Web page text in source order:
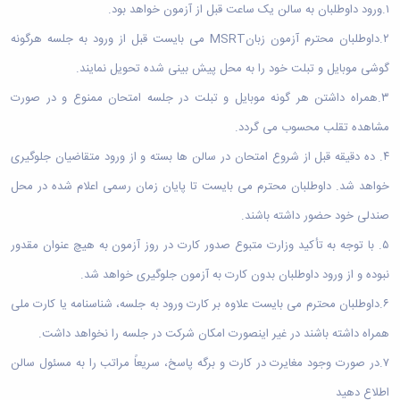
توسعه
و
پشتیبانی
معاونت
آموزشی
و
تحصیلات
تکمیلی
دانشجویی
معاونت
و
فناوری
معاونت
فرهنگی
و
اجتماعی
نهاد
تحصیل
دانشگاه
D8
رشته‌های
تحصیلی
تحصیلات
تکمیلی
آزاد
برنامه‌های
آموزشی
آموزش
فارسی
به
آموزش‌های
کاربردی
و
الکترونیکی
گیاهی
پژوهشکده
مرکز
آپا
دانشگاه
بوعلی
سینا
آزمایشگاه
های
تحقیقاتی
آزمایشگاه
مرکزی
آزمایشگاه
تنش
آزمایشگاه
مقاومت
آزمایشگاه
مواد
علوم
پایه
علوم
اقتصادی
و
علوم
ورزشی
دانشکده
های
فنی
و
کبودرآهنگ
فنی
و
منابع
تویسرکان
مدیریت
مشاوره
و
سبک
زندگی
مرکز
بهداشت
و
درمان
خوابگاه‌های
دانشجویی
سرویس
ورزش و
سرگرمی
اداره
بدنی
و
برنامه
استخر
تشکل‌های
اسلامی
دانشجویان
نشریات
دانشجویی
فرهنگی
فعالیت‌های
سمن‌های
مرتبط
بنیاد
خیرین
دانشگاه
بوعلی
سینا
مؤسسه
حمایت
های
مردمی
هویت
ارتباط
روابط
الملل
الآن)
Apply
۱.ورود داوطلبان به سالن یک ساعت قبل از آزمون خواهد بود.
۲.داوطلبان محترم آزمون زبان
MSRT می بایست قبل از ورود به جلسه هرگونه
گوشی موبایل و تبلت خود را به محل پیش بینی شده تحویل نمایند.
۳.همراه داشتن هر گونه موبایل و تبلت در جلسه امتحان ممنوع و در صورت
مشاهده تقلب محسوب می گردد.
۴. ده دقیقه قبل از شروع امتحان در سالن ها بسته و از ورود متقاضیان جلوگیری
خواهد شد. داوطلبان محترم می بایست تا پایان زمان رسمی اعلام شده در محل
صندلی خود حضور داشته باشند.
۵. با توجه به تأکید وزارت متبوع صدور کارت در روز آزمون به هیچ عنوان مقدور
نبوده و از ورود داوطلبان بدون کارت به آزمون جلوگیری خواهد شد.
۶.داوطلبان محترم می بایست علاوه بر کارت ورود به جلسه، شناسنامه یا کارت ملی
همراه داشته باشند در غیر اینصورت امکان شرکت در جلسه را نخواهد داشت.
۷.در صورت وجود مغایرت در کارت و برگه پاسخ، سریعاً مراتب را به مسئول سالن
اطلاع دهید